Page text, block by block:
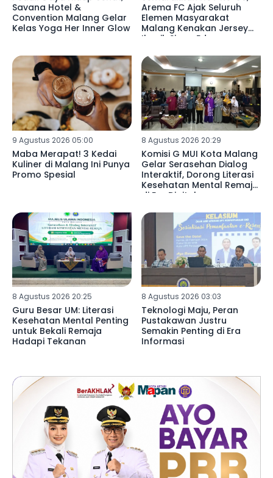
Savana Hotel &
Convention Malang Gelar
Kelas Yoga Her Inner Glow
Arema FC Ajak Seluruh
Elemen Masyarakat
Malang Kenakan Jersey
Ikonik Singo Edan
9 Agustus 2026 05:00
Maba Merapat! 3 Kedai
Kuliner di Malang Ini Punya
Promo Spesial
8 Agustus 2026 20:29
Komisi G MUI Kota Malang
Gelar Serasehan Dialog
Interaktif, Dorong Literasi
Kesehatan Mental Remaja
di Era Digital
8 Agustus 2026 20:25
Guru Besar UM: Literasi
Kesehatan Mental Penting
untuk Bekali Remaja
Hadapi Tekanan
8 Agustus 2026 03:03
Teknologi Maju, Peran
Pustakawan Justru
Semakin Penting di Era
Informasi